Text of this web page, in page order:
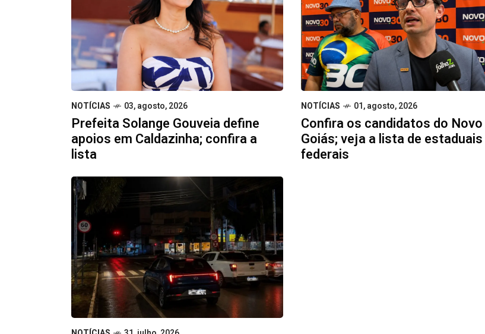
NOTÍCIAS 03, agosto, 2026
Prefeita Solange Gouveia define
apoios em Caldazinha; confira a
lista
NOTÍCIAS 01, agosto, 2026
Confira os candidatos do
Goiás; veja a lista de estaduais
federais